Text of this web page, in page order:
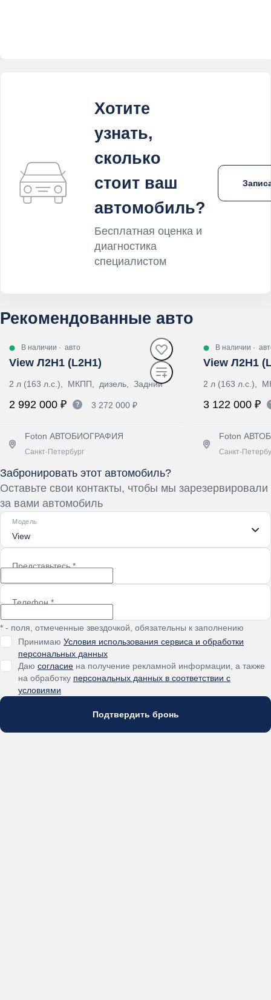
Хотите
узнать,
сколько
стоит ваш
автомобиль?
Бесплатная оценка и
диагностика
специалистом
Рекомендованные авто
В наличии · авто
View Л2Н1 (L2H1)
2 л (163 л.с.), МКПП, дизель, Задний
2 992 000 ₽ 3 272 000 ₽
Foton АВТОБИОГРАФИЯ
Санкт-Петербург
Получить предложение
В наличии ·
View Л2Н1
2 л (163 л.с.),
3 122 000 ₽
Foton
Санкт-
Забронировать этот автомобиль?
Оставьте свои контакты, чтобы мы зарезервировали
за вами автомобиль
Модель
View
Представьтесь*
Телефон*
* - поля, отмеченные звездочкой, обязательны к заполнению
Принимаю Условия использования сервиса и обработки
персональных данных
Даю согласие
на обработку персональных данных в соответствии с
условиями
Подтвердить бронь